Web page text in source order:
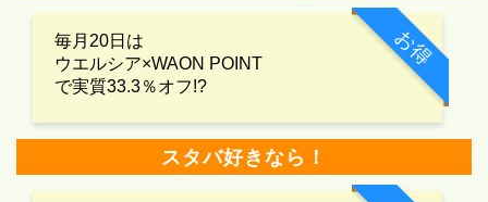
お得
毎月20日は
ウエルシア×WAON POINT
で実質33.3％オフ!?
スタバ好きなら！